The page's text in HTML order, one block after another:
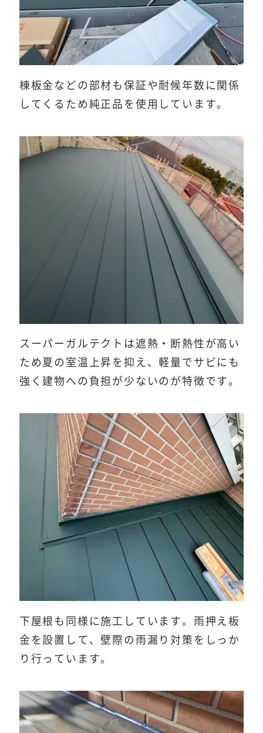
棟板金などの部材も保証や耐候年数に関係
してくるため純正品を使用しています。
スーパーガルテクトは遮熱・断熱性が高い
ため夏の室温上昇を抑え、軽量でサビにも
強く建物への負担が少ないのが特徴です。
下屋根も同様に施工しています。雨押え板
金を設置して、壁際の雨漏り対策をしっか
り行っています。